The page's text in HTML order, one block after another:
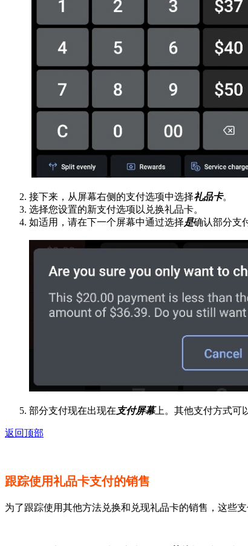
接下来，从屏幕右侧的支付选项中选择礼品卡。
选择您设置的新支付选项以兑换礼品卡。
如适用，请在下一个屏幕中通过选择是确认部分支
部分支付现在出现在 支付屏幕上。其他支付方式可
返回顶部
跟踪使用礼品卡支付的销售
为了跟踪使用其他方法兑换和兑现礼品卡的销售，这些